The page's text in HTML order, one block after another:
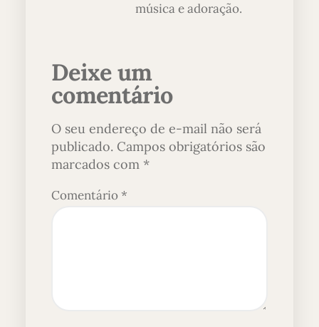
música e adoração.
Deixe um
comentário
O seu endereço de e-mail não será
publicado. Campos obrigatórios são
marcados com *
Comentário*